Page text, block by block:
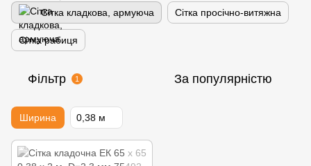
Сітка кладкова, армуюча Сітка просічно-витяжна
Сітка рабиця
Фільтр 1 За популярністю
Ширина 0,38 м